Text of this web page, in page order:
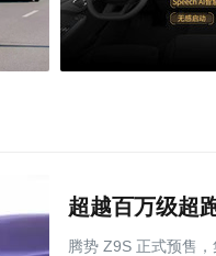
超越百万级超
腾势 Z9S 正式预售